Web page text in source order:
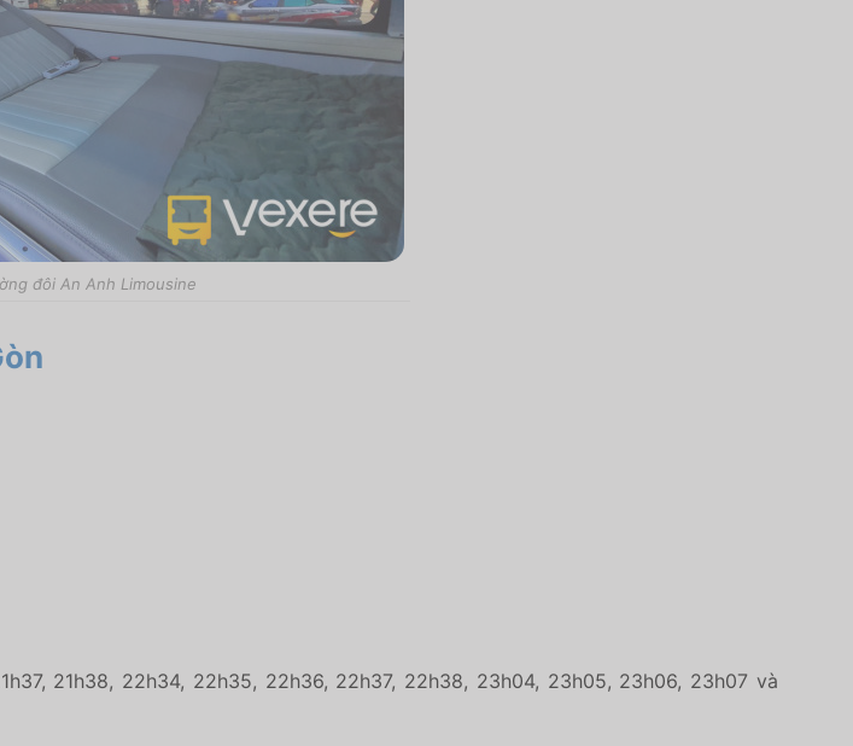
đôi An Anh Limousine
21h38, 22h34, 22h35, 22h36, 22h37, 22h38, 23h04, 23h05, 23h06, 23h07 và